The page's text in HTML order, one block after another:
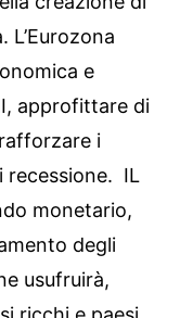
e
approfittare di
i
recessione. IL
monetario,
degli
usufruirà,